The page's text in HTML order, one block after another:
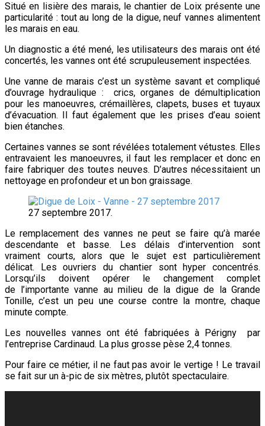
Situé en lisière des marais, le chantier de Loix présente une
particularité : tout au long de la digue, neuf vannes alimentent
les marais en eau.
Un diagnostic a été mené, les utilisateurs des marais ont été
concertés, les vannes ont été scrupuleusement inspectées.
Une vanne de marais c’est un système savant et compliqué
d’ouvrage hydraulique : crics, organes de démultiplication
pour les manoeuvres, crémaillères, clapets, buses et tuyaux
d’évacuation. Il faut également que les prises d’eau soient
bien étanches.
Certaines vannes se sont révélées totalement vétustes. Elles
entravaient les manoeuvres, il faut les remplacer et donc en
faire fabriquer des toutes neuves. D’autres nécessitaient un
nettoyage en profondeur et un bon graissage.
27 septembre 2017.
Le remplacement des vannes ne peut se faire qu’à marée
descendante et basse. Les délais d’intervention sont
vraiment courts, alors que le sujet est particulièrement
délicat. Les ouvriers du chantier sont hyper concentrés.
Lorsqu’ils doivent opérer le changement complet
de l’importante vanne au milieu de la digue de la Grande
Tonille, c’est un peu une course contre la montre, chaque
minute compte.
Les nouvelles vannes ont été fabriquées à Périgny par
l’entreprise Cardinaud. La plus grosse pèse 2,4 tonnes.
Pour faire ce métier, il ne faut pas avoir le vertige ! Le travail
se fait sur un à-pic de six mètres, plutôt spectaculaire.